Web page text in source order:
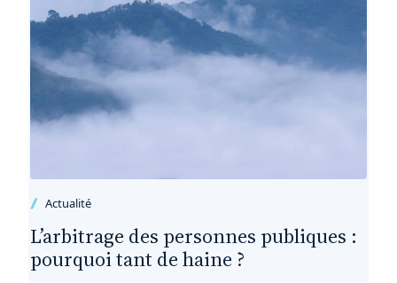
Actualité
L’arbitrage des personnes publiques :
pourquoi tant de haine ?